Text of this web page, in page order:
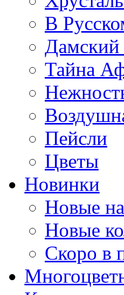
В
Тайна
Пейсли
Цветы
Новинки
Новые
Новые
Скоро в